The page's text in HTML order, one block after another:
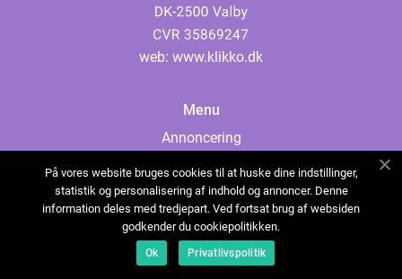
web: www.klikko.dk
Menu
Annoncering
Cookies
Kontakt os
Sitemap
På vores website bruges cookies til at huske dine indstillinger,
statistik og personalisering af indhold og annoncer. Denne
information deles med tredjepart. Ved fortsat brug af websiden
godkender du cookiepolitikken.
Ok Privatlivspolitik